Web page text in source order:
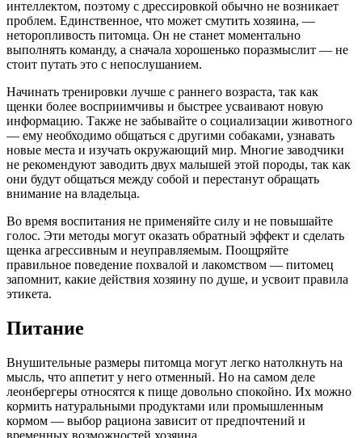
интеллектом, поэтому с дрессировкой обычно не возникает
проблем. Единственное, что может смутить хозяина, —
неторопливость питомца. Он не станет моментально
выполнять команду, а сначала хорошенько поразмыслит — не
стоит путать это с непослушанием.
Начинать тренировки лучше с раннего возраста, так как
щенки более восприимчивы и быстрее усваивают новую
информацию. Также не забывайте о социализации животного
— ему необходимо общаться с другими собаками, узнавать
новые места и изучать окружающий мир. Многие заводчики
не рекомендуют заводить двух малышей этой породы, так как
они будут общаться между собой и перестанут обращать
внимание на владельца.
Во время воспитания не применяйте силу и не повышайте
голос. Эти методы могут оказать обратный эффект и сделать
щенка агрессивным и неуправляемым. Поощряйте
правильное поведение похвалой и лакомством — питомец
запомнит, какие действия хозяину по душе, и усвоит правила
этикета.
Питание
Внушительные размеры питомца могут легко натолкнуть на
мысль, что аппетит у него отменный. Но на самом деле
леонбергеры относятся к пище довольно спокойно. Их можно
кормить натуральными продуктами или промышленным
кормом — выбор рациона зависит от предпочтений и
временных возможностей хозяина.